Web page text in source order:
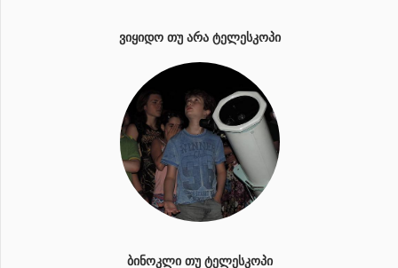
ᲕᲘᲧᲘᲓᲝ ᲗᲣ ᲐᲠᲐ ᲢᲔᲚᲔᲡᲙᲝᲞᲘ
ᲑᲘᲜᲝᲙᲚᲘ ᲗᲣ ᲢᲔᲚᲔᲡᲙᲝᲞᲘ